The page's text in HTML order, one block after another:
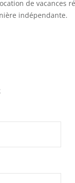
de vacances
indépendante.